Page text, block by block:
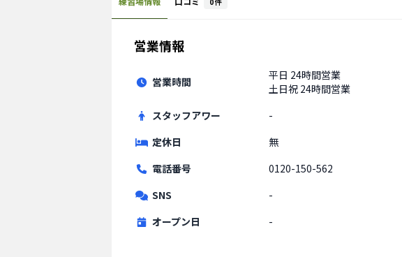
営業情報
営業時間 平日 24時間営業
土日祝 24時間営業
スタッフアワー
-
定休日
無
電話番号
0120-150-562
SNS
-
オープン日
-